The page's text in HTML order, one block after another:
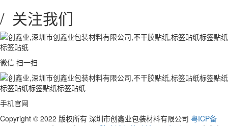
/ 关注我们
微信 扫一扫
手机官网
Copyright © 2022 版权所有 深圳市创鑫业包装材料有限公司 粤ICP备